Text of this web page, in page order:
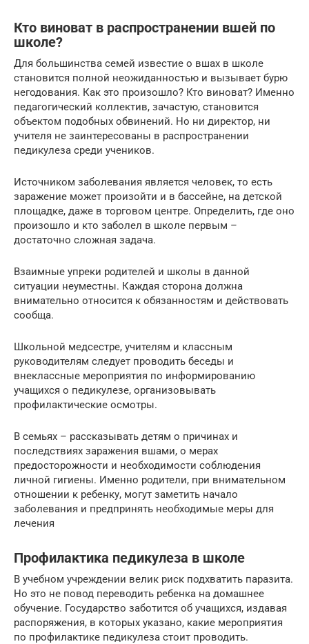
Кто виноват в распространении вшей по
школе?
Для большинства семей известие о вшах в школе
становится полной неожиданностью и вызывает бурю
негодования. Как это произошло? Кто виноват? Именно
педагогический коллектив, зачастую, становится
объектом подобных обвинений. Но ни директор, ни
учителя не заинтересованы в распространении
педикулеза среди учеников.
Источником заболевания является человек, то есть
заражение может произойти и в бассейне, на детской
площадке, даже в торговом центре. Определить, где оно
произошло и кто заболел в школе первым –
достаточно сложная задача.
Взаимные упреки родителей и школы в данной
ситуации неуместны. Каждая сторона должна
внимательно относится к обязанностям и действовать
сообща.
Школьной медсестре, учителям и классным
руководителям следует проводить беседы и
внеклассные мероприятия по информированию
учащихся о педикулезе, организовывать
профилактические осмотры.
В семьях – рассказывать детям о причинах и
последствиях заражения вшами, о мерах
предосторожности и необходимости соблюдения
личной гигиены. Именно родители, при внимательном
отношении к ребенку, могут заметить начало
заболевания и предпринять необходимые меры для
лечения
Профилактика педикулеза в школе
В учебном учреждении велик риск подхватить паразита.
Но это не повод переводить ребенка на домашнее
обучение. Государство заботится об учащихся, издавая
распоряжения, в которых указано, какие мероприятия
по профилактике педикулеза стоит проводить.